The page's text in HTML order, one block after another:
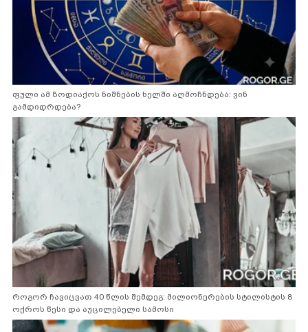
ფული ამ ზოდიაქოს ნიშნების ხელში აღმოჩნდება: ვინ
გამდიდრდება?
როგორ ჩავიცვათ 40 წლის შემდეგ: მილიონერების სტილისტის 8
ოქროს წესი და აუცილებელი სამოსი